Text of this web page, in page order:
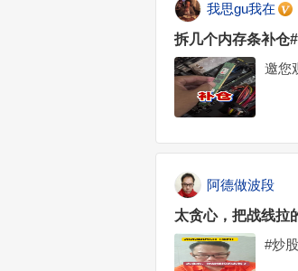
我思gu我在
拆几个内存条补仓
邀您
阿德做波段
太贪心，把战线拉
#炒